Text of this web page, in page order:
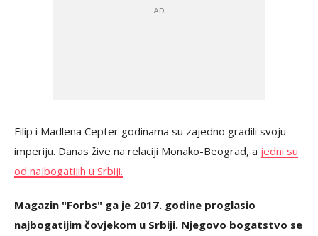
Filip i Madlena Cepter godinama su zajedno gradili svoju
imperiju. Danas žive na relaciji Monako-Beograd, a jedni su
od najbogatijih u Srbiji.
Magazin "Forbs" ga je 2017. godine proglasio
najbogatijim čovjekom u Srbiji. Njegovo bogatstvo se